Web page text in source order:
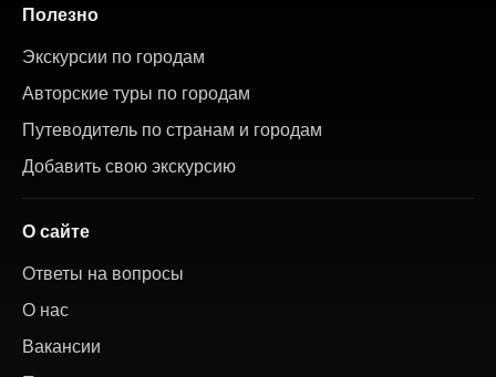
Полезно
Экскурсии по городам
Авторские туры по городам
Путеводитель по странам и городам
Добавить свою экскурсию
О сайте
Ответы на вопросы
О нас
Вакансии